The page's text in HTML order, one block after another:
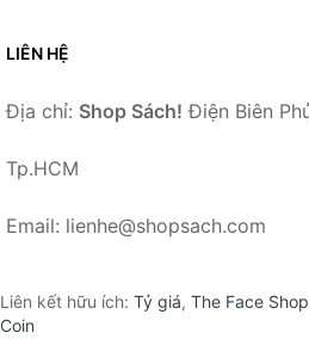
LIÊN HỆ
Địa chỉ: Shop Sách! Điện Biên
Tp.HCM
Email: lienhe@shopsach.com
Liên kết hữu ích: Tỷ giá, The Face
Coin